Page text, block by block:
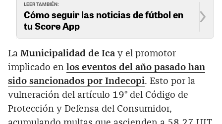
LEER TAMBIÉN:
Cómo seguir las noticias de fútbol en
tu Score App
La Municipalidad de Ica y el promotor
implicado en los eventos del año pasado han
sido sancionados por Indecopi. Esto por la
vulneración del artículo 19° del Código de
Protección y Defensa del Consumidor,